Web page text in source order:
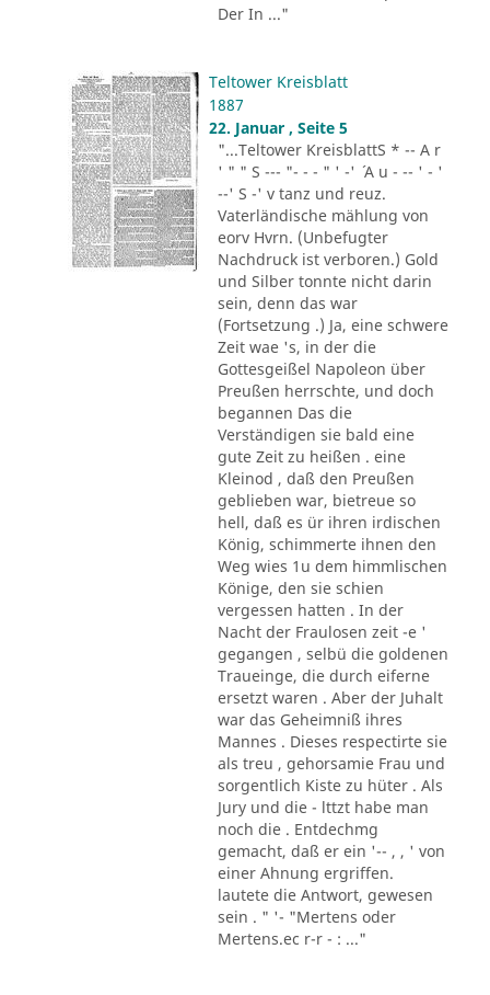
Der In ..."
Teltower Kreisblatt
1887
22. Januar , Seite 5
"...Teltower KreisblattS * -- A r
' " " S --- "- - - " ' -' ´ A u - -- ' - '
--' S -' v tanz und reuz.
Vaterländische mählung von
eorv Hvrn. (Unbefugter
Nachdruck ist verboren.) Gold
und Silber tonnte nicht darin
sein, denn das war
(Fortsetzung .) Ja, eine schwere
Zeit wae 's, in der die
Gottesgeißel Napoleon über
Preußen herrschte, und doch
begannen Das die
Verständigen sie bald eine
gute Zeit zu heißen . eine
Kleinod , daß den Preußen
geblieben war, bietreue so
hell, daß es ür ihren irdischen
König, schimmerte ihnen den
Weg wies 1u dem himmlischen
Könige, den sie schien
vergessen hatten . In der
Nacht der Fraulosen zeit -e '
gegangen , selbü die goldenen
Traueinge, die durch eiferne
ersetzt waren . Aber der Juhalt
war das Geheimniß ihres
Mannes . Dieses respectirte sie
als treu , gehorsamie Frau und
sorgentlich Kiste zu hüter . Als
Jury und die - lttzt habe man
noch die . Entdechmg
gemacht, daß er ein '-- , , ' von
einer Ahnung ergriffen.
lautete die Antwort, gewesen
sein . " '- "Mertens oder
Mertens.ec r-r - : ..."